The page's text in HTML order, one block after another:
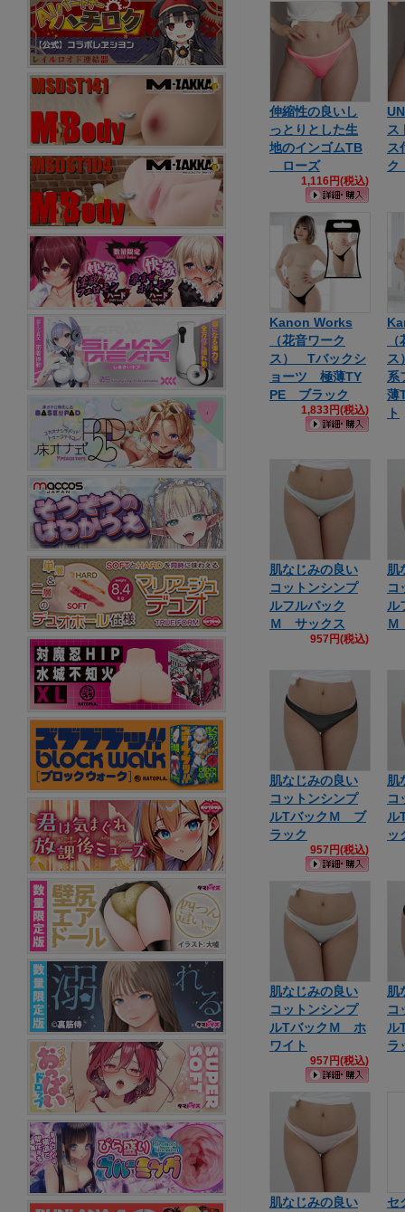
伸縮性の良いし
っとりとした生
地のインゴムTB
ローズ
1,116円(税込)
ス
ス
ク
Kanon Works
（花音ワーク
ス） Tバックシ
ョーツ 極薄TY
PE ブラック
1,833円(税込)
ス
系
薄
ト
肌なじみの良い
コットンシンプ
ルフルバック
Ｍ サックス
957円(税込)
肌
コ
ル
肌なじみの良い
コットンシンプ
ルTバックＭ ブ
ラック
957円(税込)
肌
コ
ル
ッ
肌なじみの良い
コットンシンプ
ルTバックＭ ホ
ワイト
957円(税込)
肌
コ
ル
ラ
肌なじみの良い
セ